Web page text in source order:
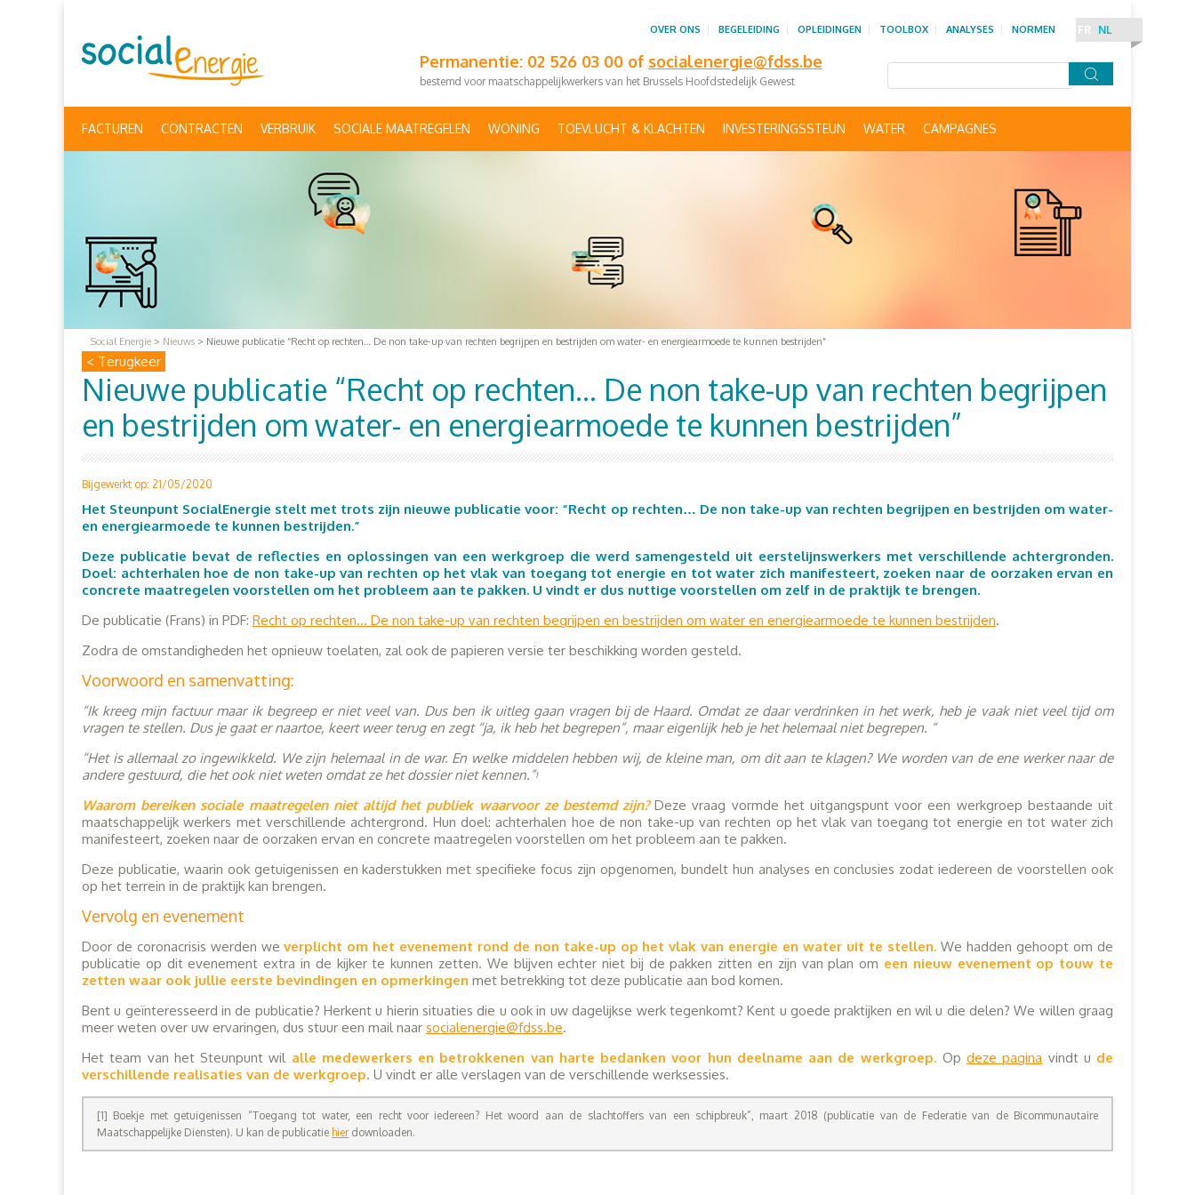
Permanentie: 02 526 03 00 of socialenergie@fdss.be
bestemd voor maatschappelijkwerkers van het Brussels Hoofdstedelijk Gewest
OVER ONS BEGELEIDING OPLEIDINGEN TOOLBOX ANALYSES NORMEN FR NL
FACTUREN CONTRACTEN VERBRUIK SOCIALE MAATREGELEN WONING TOEVLUCHT & KLACHTEN INVESTERINGSSTEUN WATER CAMPAGNES
Social Energie > Nieuws > Nieuwe publicatie “Recht op rechten… De non take-up van rechten begrijpen en bestrijden om water- en energiearmoede te kunnen bestrijden”
< Terugkeer
Nieuwe publicatie “Recht op rechten… De non take-up van rechten begrijpen
en bestrijden om water- en energiearmoede te kunnen bestrijden”
Bijgewerkt op: 21/05/2020
Het Steunpunt SocialEnergie stelt met trots zijn nieuwe publicatie voor: “Recht op rechten… De non take-up van rechten begrijpen en bestrijden om water-
en energiearmoede te kunnen bestrijden.”
Deze publicatie bevat de reflecties en oplossingen van een werkgroep die werd samengesteld uit eerstelijnswerkers met verschillende achtergronden.
Doel: achterhalen hoe de non take-up van rechten op het vlak van toegang tot energie en tot water zich manifesteert, zoeken naar de oorzaken ervan en
concrete maatregelen voorstellen om het probleem aan te pakken. U vindt er dus nuttige voorstellen om zelf in de praktijk te brengen.
De publicatie (Frans) in PDF: Recht op rechten… De non take-up van rechten begrijpen en bestrijden om water en energiearmoede te kunnen bestrijden.
Zodra de omstandigheden het opnieuw toelaten, zal ook de papieren versie ter beschikking worden gesteld.
Voorwoord en samenvatting:
“Ik kreeg mijn factuur maar ik begreep er niet veel van. Dus ben ik uitleg gaan vragen bij de Haard. Omdat ze daar verdrinken in het werk, heb je vaak niet veel tijd om
vragen te stellen. Dus je gaat er naartoe, keert weer terug en zegt “ja, ik heb het begrepen”, maar eigenlijk heb je het helemaal niet begrepen. “
“Het is allemaal zo ingewikkeld. We zijn helemaal in de war. En welke middelen hebben wij, de kleine man, om dit aan te klagen? We worden van de ene werker naar de
andere gestuurd, die het ook niet weten omdat ze het dossier niet kennen.”1
Waarom bereiken sociale maatregelen niet altijd het publiek waarvoor ze bestemd zijn?Deze vraag vormde het uitgangspunt voor een werkgroep bestaande uit
maatschappelijk werkers met verschillende achtergrond. Hun doel: achterhalen hoe de non take-up van rechten op het vlak van toegang tot energie en tot water zich
manifesteert, zoeken naar de oorzaken ervan en concrete maatregelen voorstellen om het probleem aan te pakken.
Deze publicatie, waarin ook getuigenissen en kaderstukken met specifieke focus zijn opgenomen, bundelt hun analyses en conclusies zodat iedereen de voorstellen ook
op het terrein in de praktijk kan brengen.
Vervolg en evenement
Door de coronacrisis werden weverplicht om het evenement rond de non take-up op het vlak van energie en water uit te stellen. We hadden gehoopt om de
publicatie op dit evenement extra in de kijker te kunnen zetten. We blijven echter niet bij de pakken zitten en zijn van plan om een nieuw evenement op touw te
zetten waar ook jullie eerste bevindingen en opmerkingen met betrekking tot deze publicatie aan bod komen.
Bent u geïnteresseerd in de publicatie? Herkent u hierin situaties die u ook in uw dagelijkse werk tegenkomt? Kent u goede praktijken en wil u die delen? We willen graag
meer weten over uw ervaringen, dus stuur een mail naar socialenergie@fdss.be.
Het team van het Steunpunt wil alle medewerkers en betrokkenen van harte bedanken voor hun deelname aan de werkgroep. Op deze pagina vindt u de
verschillende realisaties van de werkgroep. U vindt er alle verslagen van de verschillende werksessies.
[1] Boekje met getuigenissen “Toegang tot water, een recht voor iedereen? Het woord aan de slachtoffers van een schipbreuk”, maart 2018 (publicatie van de Federatie van de Bicommunautaire
Maatschappelijke Diensten). U kan de publicatie hierdownloaden.